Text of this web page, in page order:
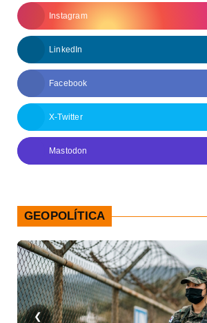
Instagram
LinkedIn
Facebook
X-Twitter
Mastodon
GEOPOLÍTICA
❮